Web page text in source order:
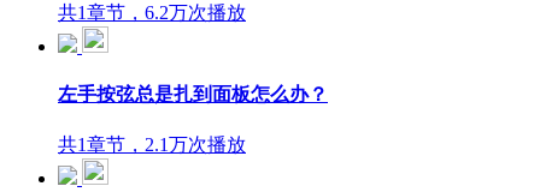
共1章节，6.2万次播放
左手按弦总是扎到面板怎么办？
共1章节，2.1万次播放